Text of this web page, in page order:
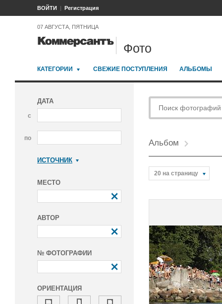
ВОЙТИ Регистрация
07 АВГУСТА, ПЯТНИЦА
Фото
КАТЕГОРИИ СВЕЖИЕ ПОСТУПЛЕНИЯ АЛЬБОМЫ
ДАТА
с
по
ИСТОЧНИК
МЕСТО
АВТОР
№ ФОТОГРАФИИ
ОРИЕНТАЦИЯ
Альбом
20 на страницу